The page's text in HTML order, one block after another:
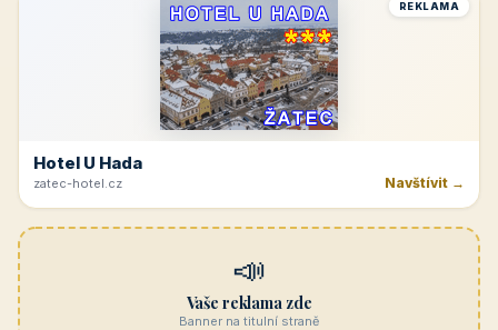
REKLAMA
Hotel U Hada
zatec-hotel.cz Navštívit →
📣
Vaše reklama zde
Banner na titulní straně